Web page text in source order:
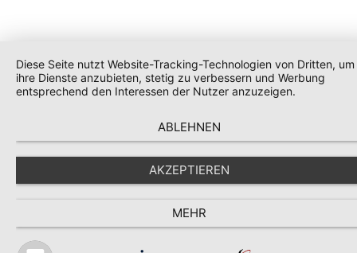
Diese Seite nutzt Website-Tracking-Technologien von Dritten, um
ihre Dienste anzubieten, stetig zu verbessern und Werbung
entsprechend den Interessen der Nutzer anzuzeigen.
ABLEHNEN
AKZEPTIEREN
MEHR